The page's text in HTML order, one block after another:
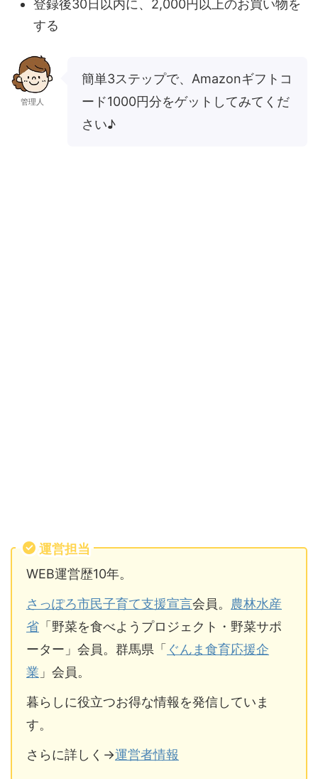
登録後30日以内に、2,000円以上のお買い物を
する
管理人
簡単3ステップで、Amazonギフトコ
ード1000円分をゲットしてみてくだ
さい♪
運営担当
WEB運営歴10年。
さっぽろ市民子育て支援宣言会員。 農林水産
省 「野菜を食べようプロジェクト・野菜サポ
ーター」会員。群馬県「 ぐんま食育応援企
業 」会員。
暮らしに役立つお得な情報を発信していま
す。
さらに詳しく→運営者情報